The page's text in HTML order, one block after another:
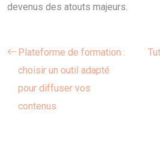
devenus des atouts majeurs.
Plateforme de formation :
choisir un outil adapté
pour diffuser vos
contenus